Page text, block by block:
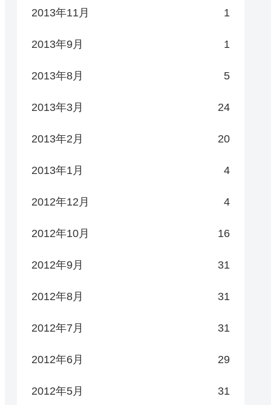
2013年11月 1
2013年9月 1
2013年8月 5
2013年3月 24
2013年2月 20
2013年1月 4
2012年12月 4
2012年10月 16
2012年9月 31
2012年8月 31
2012年7月 31
2012年6月 29
2012年5月 31